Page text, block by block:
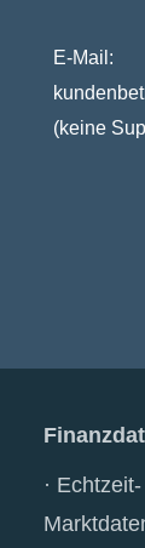
E-Mail:
(keine
Echtzeit-